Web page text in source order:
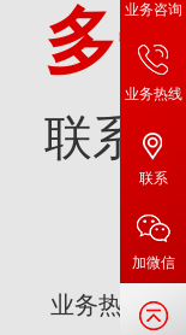
多
联系
业务热线：
业务咨询
业务热线
联系
加微信